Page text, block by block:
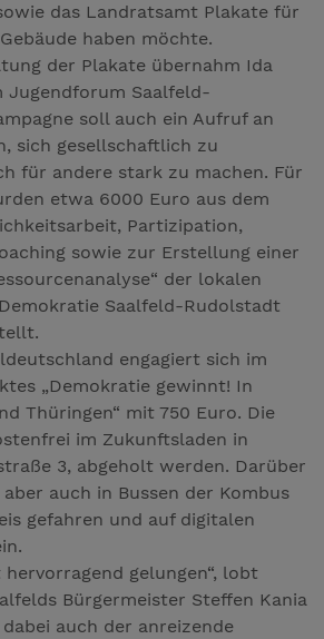
das Landratsamt Plakate für
haben möchte.
der Plakate übernahm Ida
Jugendforum Saalfeld-
soll auch ein Aufruf an
sich gesellschaftlich zu
für andere stark zu machen. Für
etwa 6000 Euro aus dem
Partizipation,
sowie zur Erstellung einer
der lokalen
Saalfeld-Rudolstadt
engagiert sich im
„Demokratie gewinnt! In
Thüringen“ mit 750 Euro. Die
im Zukunftsladen in
3, abgeholt werden. Darüber
auch in Bussen der Kombus
gefahren und auf digitalen
hervorragend gelungen“, lobt
Bürgermeister Steffen Kania
auch der anreizende